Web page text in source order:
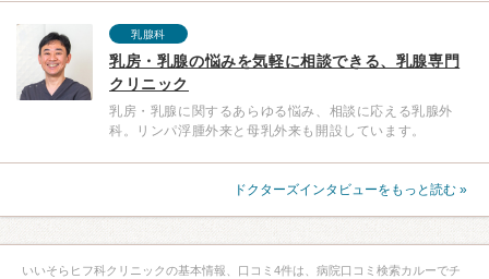
乳腺科
乳房・乳腺の悩みを気軽に相談できる、乳腺専門
クリニック
乳房・乳腺に関するあらゆる悩み、相談に応える乳腺外
科。リンパ浮腫外来と母乳外来も開設しています。
ドクターズインタビューをもっと読む »
いいそらヒフ科クリニックの基本情報、口コミ4件は、病院口コミ検索カルーでチ